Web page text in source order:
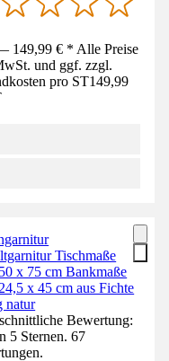
149,99 € * Alle Preise
und ggf. zzgl.
pro ST149,99
Tischmaße
x 75 cm Bankmaße
x 45 cm aus Fichte
natur
Bewertung:
5 Sternen. 67